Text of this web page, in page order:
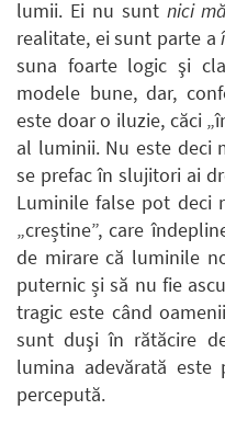
lumii. Ei nu suntnici
realitate, ei sunt parte a
suna foarte logic şi
modele bune, dar,
este doar o iluzie, căci
al luminii. Nu este deci
se prefac în slujitori ai
Luminile false pot deci
„creștine”, care
de mirare că luminile
puternic și să nu fie
tragic este când
sunt duşi în rătăcire
lumina adevărată
percepută.